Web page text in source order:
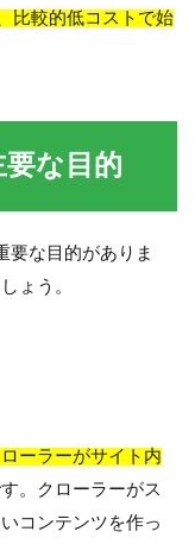
比較的低コストで始
要な目的
要な目的がありま
ょう。
ーラーがサイト内
。クローラーがス
コンテンツを作っ